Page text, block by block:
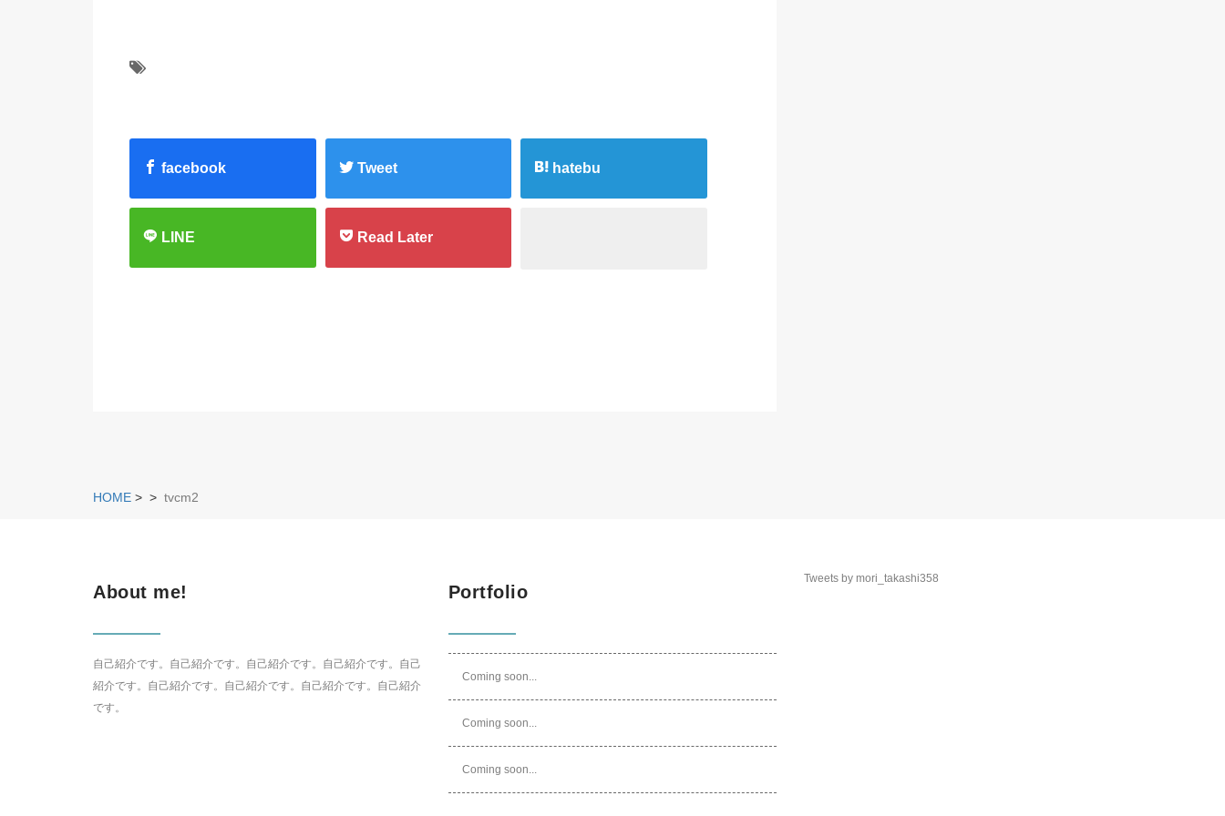
facebook Tweet hatebu
LINE Read Later
HOME > > tvcm2
About me!
自己紹介です。自己紹介です。自己紹介です。自己紹介です。自己
紹介です。自己紹介です。自己紹介です。自己紹介です。自己紹介
です。
Portfolio
Coming soon...
Coming soon...
Coming soon...
Tweets by mori_takashi358